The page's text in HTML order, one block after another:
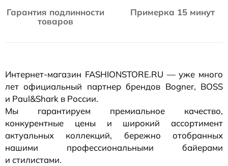
Гарантия подлинности
товаров
Примерка 15 минут
Интернет-магазин FASHIONSTORE.RU — уже много
лет официальный партнер брендов Bogner, BOSS
и Paul&Shark в России.
Мы гарантируем премиальное качество,
конкурентные цены и широкий ассортимент
актуальных коллекций, бережно отобранных
нашими профессиональными байерами
и стилистами.